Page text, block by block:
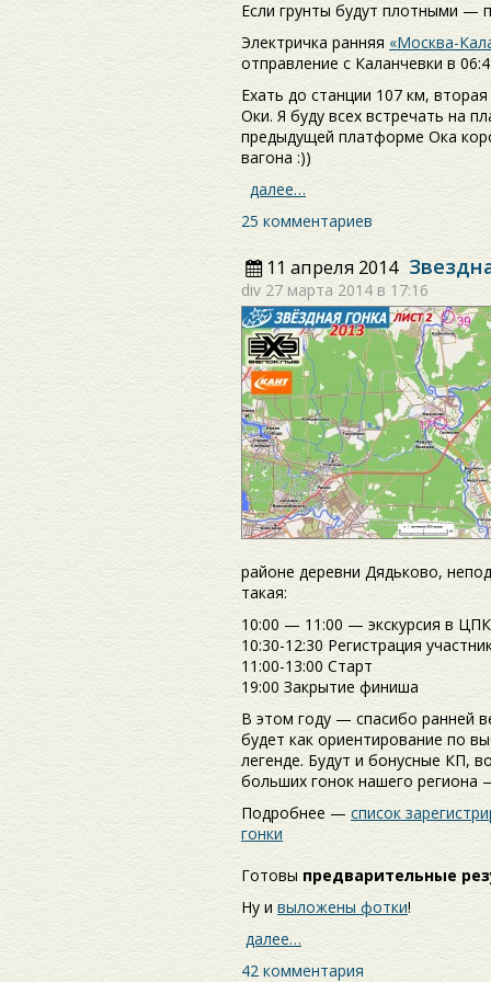
Если грунты будут плотными —
Электричка ранняя «Москва-
отправление с Каланчевки в
Ехать до станции 107 км,
Оки. Я буду всех встречать на
предыдущей платформе Ока
вагона :))
далее…
25 комментариев
11 апреля 2014
div 27 марта 2014 в 17:16
районе деревни Дядьково,
такая:
10:00 — 11:00 — экскурсия в
10:30-12:30 Регистрация
11:00-13:00 Старт
19:00 Закрытие финиша
В этом году — спасибо ранней
будет как ориентирование по
легенде. Будут и бонусные КП,
больших гонок нашего
Подробнее — список
гонки
Готовы предварительные
Ну и выложены фотки!
далее…
42 комментария